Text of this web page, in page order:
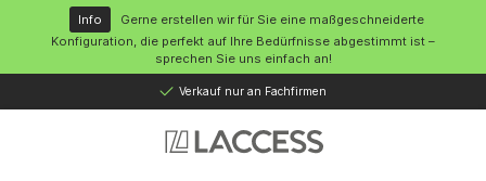
springen
Info
Gerne erstellen wir für Sie eine maßgeschneiderte
Konfiguration, die perfekt auf Ihre Bedürfnisse abgestimmt ist –
sprechen Sie uns einfach an!
Verkauf nur an Fachfirmen